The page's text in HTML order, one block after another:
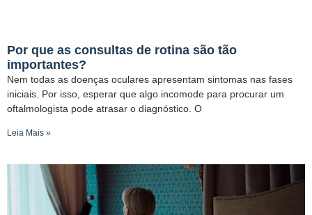
Por que as consultas de rotina são tão
importantes?
Nem todas as doenças oculares apresentam sintomas nas fases
iniciais. Por isso, esperar que algo incomode para procurar um
oftalmologista pode atrasar o diagnóstico. O
Leia Mais »